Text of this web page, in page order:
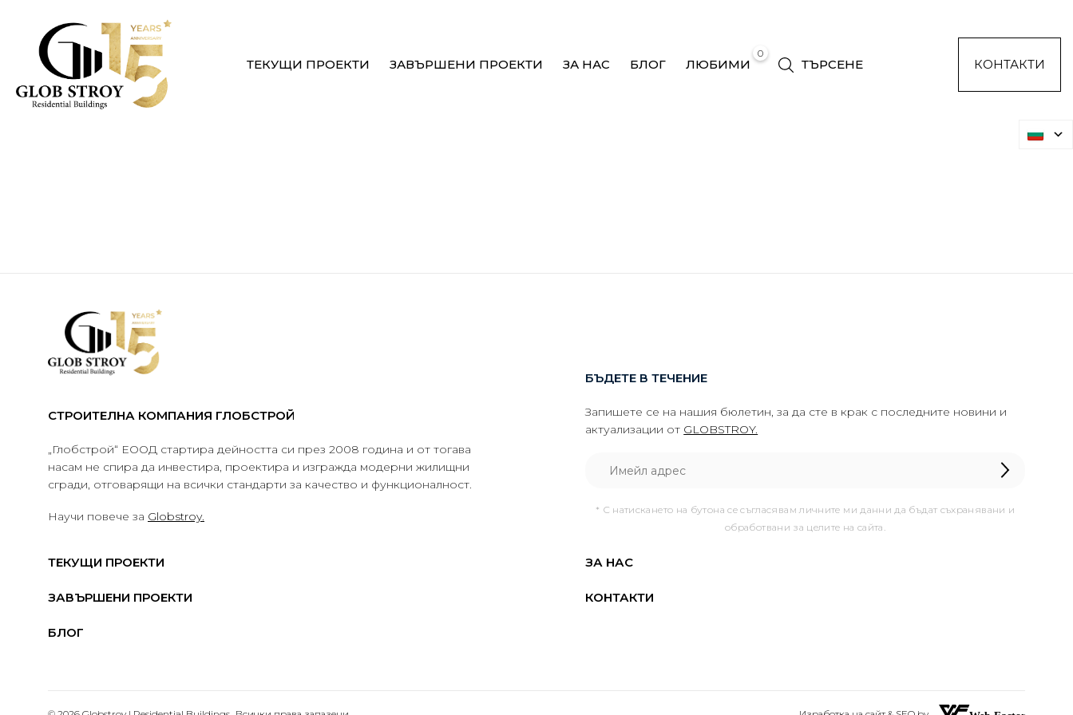
ТЕКУЩИ ПРОЕКТИ ЗАВЪРШЕНИ ПРОЕКТИ ЗА НАС БЛОГ
0
ЛЮБИМИ ТЪРСЕНЕ КОНТАКТИ
СТРОИТЕЛНА КОМПАНИЯ ГЛОБСТРОЙ
„Глобстрой“ ЕООД стартира дейността си през 2008 година и от тогава
насам не спира да инвестира, проектира и изгражда модерни жилищни
сгради, отговарящи на всички стандарти за качество и функционалност.
Научи повече за Globstroy.
ТЕКУЩИ ПРОЕКТИ
ЗАВЪРШЕНИ ПРОЕКТИ
БЛОГ
ЗА НАС
КОНТАКТИ
БЪДЕТЕ В ТЕЧЕНИЕ
Запишете се на нашия бюлетин, за да сте в крак с последните новини и
актуализации от GLOBSTROY.
* С натискането на бутона се съгласявам личните ми данни да бъдат съхранявани и
обработвани за целите на сайта.